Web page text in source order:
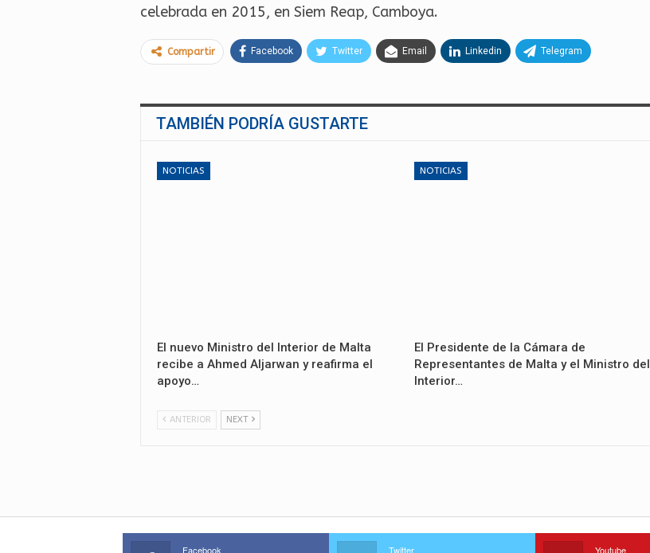
celebrada en 2015, en Siem Reap, Camboya.
Compartir Facebook Twitter Email Linkedin Telegram
TAMBIÉN PODRÍA GUSTARTE
NOTICIAS
El nuevo Ministro del Interior de Malta
recibe a Ahmed Aljarwan y reafirma el
apoyo…
NOTICIAS
El Presidente de la Cámara de
Representantes de Malta y el Ministro del
Interior…
ANTERIOR NEXT
Facebook Twitter Youtube